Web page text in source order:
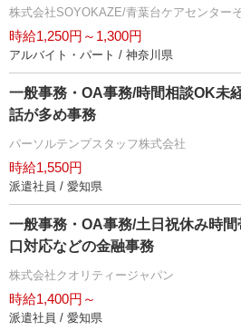
株式会社SOYOKAZE/青葉台ケアセンター
時給1,250円～1,300円
アルバイト・パート / 神奈川県
一般事務・OA事務/時間相談OK未
話が多め事務
パーソルテンプスタッフ株式会社
時給1,550円
派遣社員 / 愛知県
一般事務・OA事務/土日祝休み時
口対応などの金融事務
株式会社クオリティージャパン
時給1,400円～
派遣社員 / 愛知県